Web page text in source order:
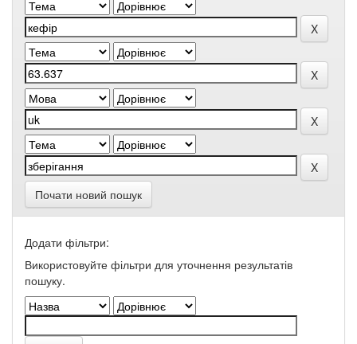
Почати новий пошук
Додати фільтри:
Використовуйте фільтри для уточнення результатів
пошуку.